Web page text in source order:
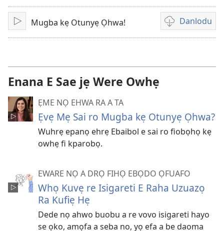
KporoMugba kẹ Otunyẹ Ọhwa! Danlodu
Eghẹrẹ
ividio
Enana E Sae jẹ Were Owhẹ
ẸME NỌ EHWA RA A TA
Ẹvẹ Mẹ Sai ro Mugba kẹ Otunyẹ Ọhwa?
Wuhrẹ epanọ ehrẹ Ebaibol e sai ro fiobọhọ kẹ
owhẹ fi kparobọ.
EWARE NỌ A DRỌ FIHỌ EBỌDO ỌFUAFO
Whọ Kuvẹ re Isigareti E Raha Uzuazọ
Ra Kufiẹ Hẹ
Dede nọ ahwo buobu a re vovo isigareti hayo
se ọko, amọfa a seba no, yọ efa a be daoma